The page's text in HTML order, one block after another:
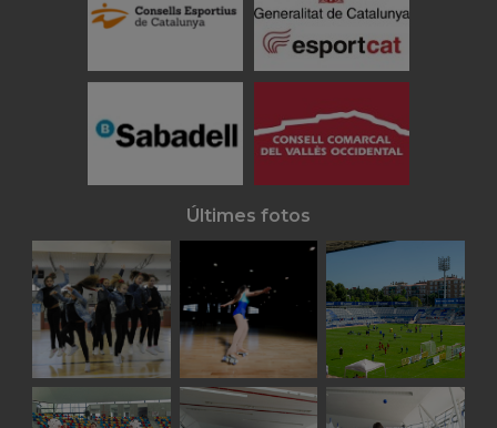
Últimes fotos